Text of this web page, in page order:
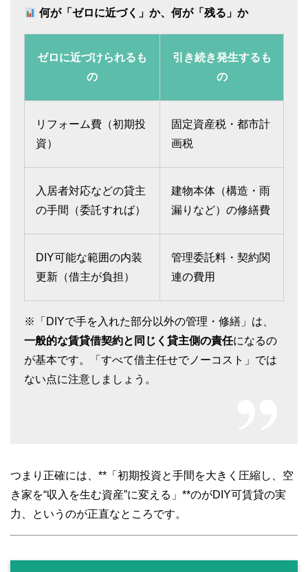
何が「ゼロに近づく」か、何が「残る」か
ゼロに近づけられるも
の
引き続き発生するも
の
リフォーム費（初期投
資）
固定資産税・都市計
画税
入居者対応などの貸主
の手間（委託すれば）
建物本体（構造・雨
漏りなど）の修繕費
DIY可能な範囲の内装
更新（借主が負担）
管理委託料・契約関
連の費用
※「DIYで手を入れた部分以外の管理・修繕」は、
一般的な賃貸借契約と同じく貸主側の責任になるの
が基本です。「すべて借主任せでノーコスト」では
ない点に注意しましょう。
つまり正確には、**「初期投資と手間を大きく圧縮し、空
き家を“収入を生む資産”に変える」**のがDIY可賃貸の実
力、というのが正直なところです。